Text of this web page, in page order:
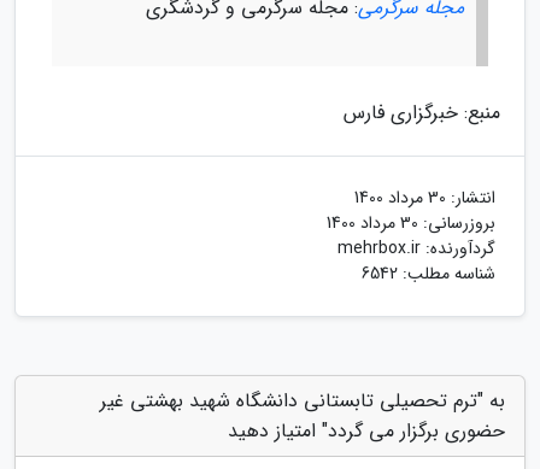
مجله سرگرمی: مجله سرگرمی و گردشگری
منبع: خبرگزاری فارس
انتشار: 30 مرداد 1400
بروزرسانی: 30 مرداد 1400
گردآورنده: mehrbox.ir
شناسه مطلب: 6542
به "ترم تحصیلی تابستانی دانشگاه شهید بهشتی غیر
حضوری برگزار می گردد" امتیاز دهید